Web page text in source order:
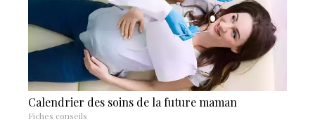
Calendrier des soins de la future maman
Fiches conseils